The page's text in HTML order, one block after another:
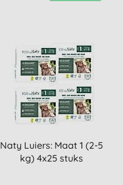
Naty Luiers: Maat 1 (2-5
kg) 4x25 stuks